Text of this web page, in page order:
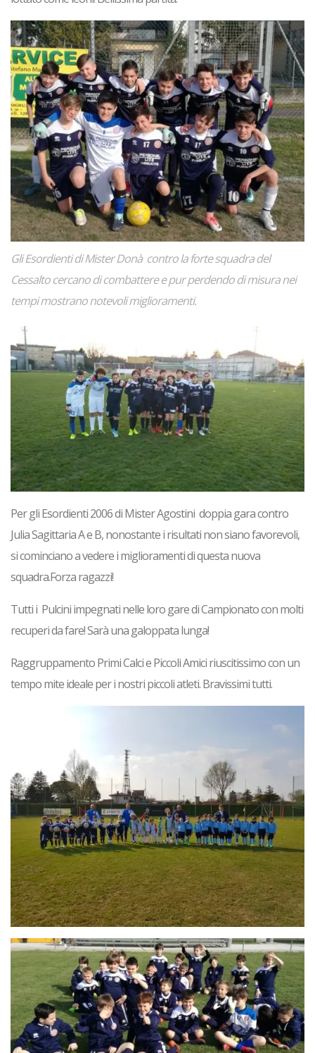
GliEsordientidi Mister Donà contro la forte squadra del
Cessalto cercano di combattere e pur perdendo di misura nei
tempi mostrano notevoli miglioramenti.
Per gliEsordienti2006 di Mister Agostini doppia gara contro
Julia Sagittaria A e B, nonostante i risultati non siano favorevoli,
si cominciano a vedere i miglioramenti di questa nuova
squadra.Forza ragazzi!
Tutti i Pulciniimpegnati nelle loro gare di Campionato con molti
recuperi da fare! Sarà una galoppata lunga!
RaggruppamentoPrimi CalciePiccoli Amiciriuscitissimo con un
tempo mite ideale per i nostri piccoli atleti. Bravissimi tutti.